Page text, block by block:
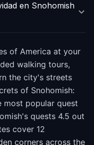
en Snohomish
of America at your
walking tours,
the city's streets
of Snohomish:
most popular quest
quests 4.5 out
cover 12
corners across the